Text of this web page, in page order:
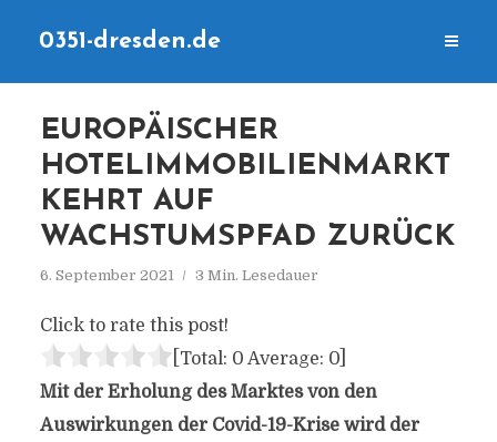
0351-dresden.de
EUROPÄISCHER
HOTELIMMOBILIENMARKT
KEHRT AUF
WACHSTUMSPFAD ZURÜCK
6. September 2021 3 Min. Lesedauer
Click to rate this post!
[Total: 0 Average: 0]
Mit der Erholung des Marktes von den
Auswirkungen der Covid-19-Krise wird der